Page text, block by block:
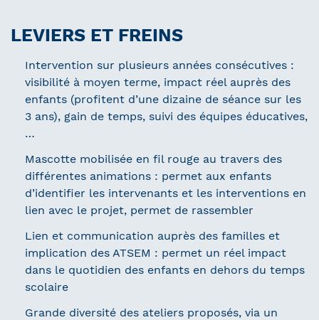
LEVIERS ET FREINS
Intervention sur plusieurs années consécutives :
visibilité à moyen terme, impact réel auprès des
enfants (profitent d’une dizaine de séance sur les
3 ans), gain de temps, suivi des équipes éducatives,
…
Mascotte mobilisée en fil rouge au travers des
différentes animations : permet aux enfants
d’identifier les intervenants et les interventions en
lien avec le projet, permet de rassembler
Lien et communication auprès des familles et
implication des ATSEM : permet un réel impact
dans le quotidien des enfants en dehors du temps
scolaire
Grande diversité des ateliers proposés, via un